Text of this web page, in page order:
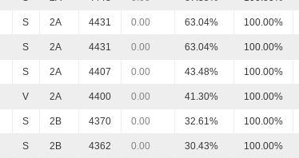
S 2A 4431 0.00 63.04% 100.00%
S 2A 4431 0.00 63.04% 100.00%
S 2A 4407 0.00 43.48% 100.00%
V 2A 4400 0.00 41.30% 100.00%
S 2B 4370 0.00 32.61% 100.00%
S 2B 4362 0.00 30.43% 100.00%